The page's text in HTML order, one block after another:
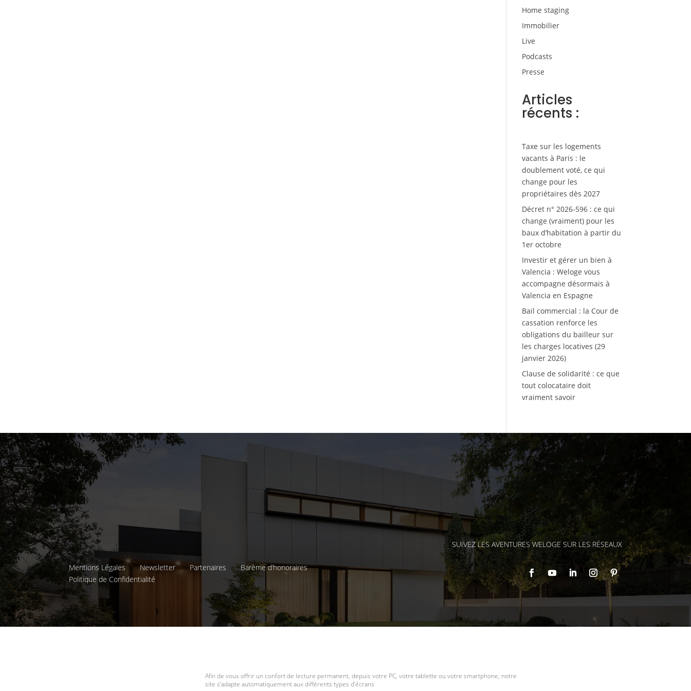
Home staging
Immobilier
Live
Podcasts
Presse
Articles
récents :
Taxe sur les logements
vacants à Paris : le
doublement voté, ce qui
change pour les
propriétaires dès 2027
Décret n° 2026-596 : ce qui
change (vraiment) pour les
baux d’habitation à partir du
1er octobre
Investir et gérer un bien à
Valencia : Weloge vous
accompagne désormais à
Valencia en Espagne
Bail commercial : la Cour de
cassation renforce les
obligations du bailleur sur
les charges locatives (29
janvier 2026)
Clause de solidarité : ce que
tout colocataire doit
vraiment savoir
Mentions Légales Newsletter Partenaires
Barème d’honoraires
Politique de Confidentialité
SUIVEZ LES AVENTURES WELOGE SUR LES RÉSEAUX
Afin de vous offrir un confort de lecture permanent, depuis votre PC, votre tablette ou votre smartphone, notre
site s’adapte automatiquement aux différents types d’écrans